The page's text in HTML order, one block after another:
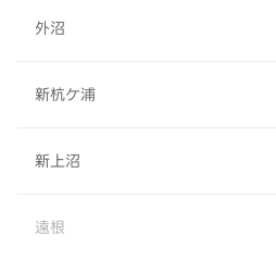
外沼
新杭ケ浦
新上沼
遠根